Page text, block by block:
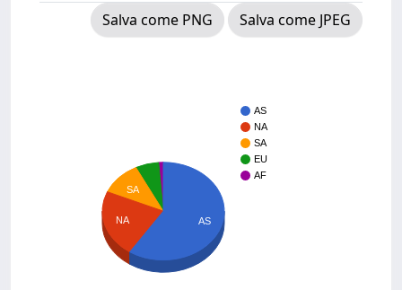
Salva come PNG
Salva come JPEG
AS
NA
SA
EU
AF
SA
NA AS